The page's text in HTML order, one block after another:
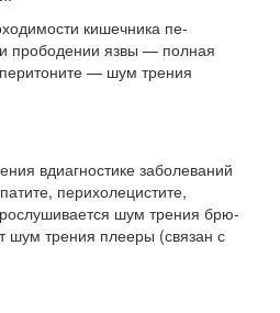
кардиотоксичность
Федеральная служба по
острой кардиотоксичности и
роста сопутствующих
осложнений от...
кишечника пе­
прободении язвы — полная
— шум трения
вдиагностике заболева­ний
перихолецистите,
шум трения брю­
шум трения плееры (связан с